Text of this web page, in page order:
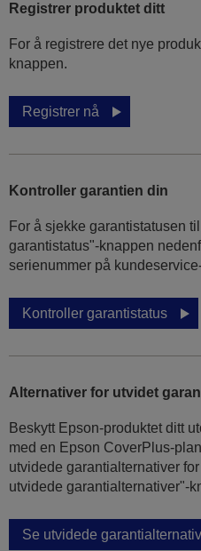
Registrer produktet ditt
For å registrere det nye
knappen.
Registrer nå
Kontroller garantien din
For å sjekke garantistatusen
garantistatus"-knappen
serienummer på
Kontroller garantistatus
Alternativer for utvidet
Beskytt Epson-produktet ditt
med en Epson CoverPlus-
utvidede garantialternativer
utvidede garantialternativer"-
Se utvidede